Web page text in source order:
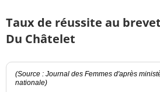
Taux de réussite au
Du Châtelet
(Source : Journal des Femmes d'après
nationale)